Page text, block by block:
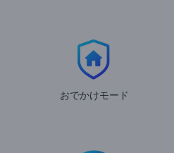
おでかけモード